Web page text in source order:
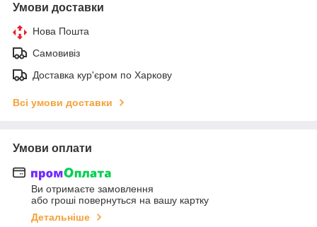
Умови доставки
Нова Пошта
Самовивіз
Доставка кур'єром по Харкову
Всі умови доставки
Умови оплати
Ви отримаєте замовлення
або гроші повернуться на вашу картку
Детальніше